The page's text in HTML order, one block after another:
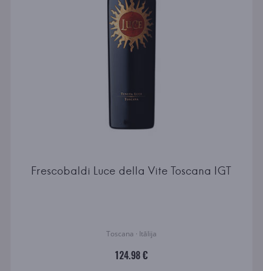
Frescobaldi Luce della Vite Toscana IGT
Toscana · Itālija
124.98 €